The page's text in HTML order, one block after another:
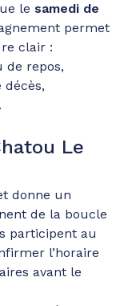
le samedi de
permet
clair :
de repos,
décès,
Le
donne un
de la boucle
participent au
l’horaire
avant le